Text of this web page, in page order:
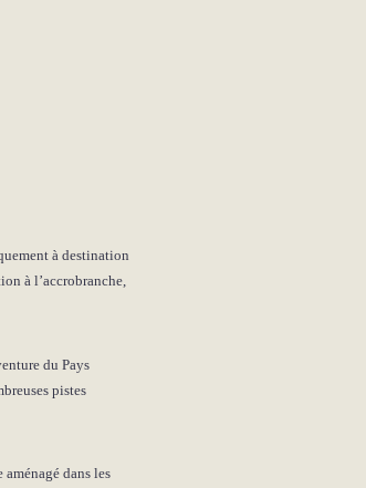
à destination
à l’accrobranche,
du Pays
pistes
dans les